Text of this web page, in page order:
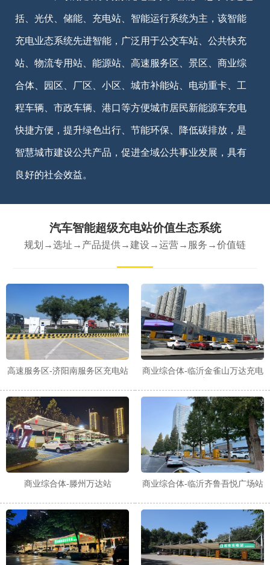
括、光伏、储能、充电站、智能运行系统为主，该智能
充电业态系统先进智能，广泛用于公交车站、公共快充
站、物流专用站、能源站、高速服务区、景区、商业综
合体、园区、厂区、小区、城市补能站、电动重卡、工
程车辆、市政车辆、港口等方便城市居民新能源车充电
快捷方便，提升绿色出行、节能环保、降低碳排放，是
智慧城市建设公共产品，促进全域公共事业发展，具有
良好的社会效益。
汽车智能超级充电站价值生态系统
规划→选址→产品提供→建设→运营→服务→价值链
高速服务区-济阳南服务区充电站
商业综合体-临沂金雀山万达充电
商业综合体-滕州万达站 商业综合体-临沂齐鲁吾悦广场站